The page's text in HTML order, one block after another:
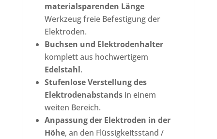
materialsparenden Länge
Werkzeug freie Befestigung der
Elektroden.
Buchsen und Elektrodenhalter
komplett aus hochwertigem
Edelstahl.
Stufenlose Verstellung des
Elektrodenabstandsin einem
weiten Bereich.
Anpassung der Elektroden in der
Höhe, an den Flüssigkeitsstand /